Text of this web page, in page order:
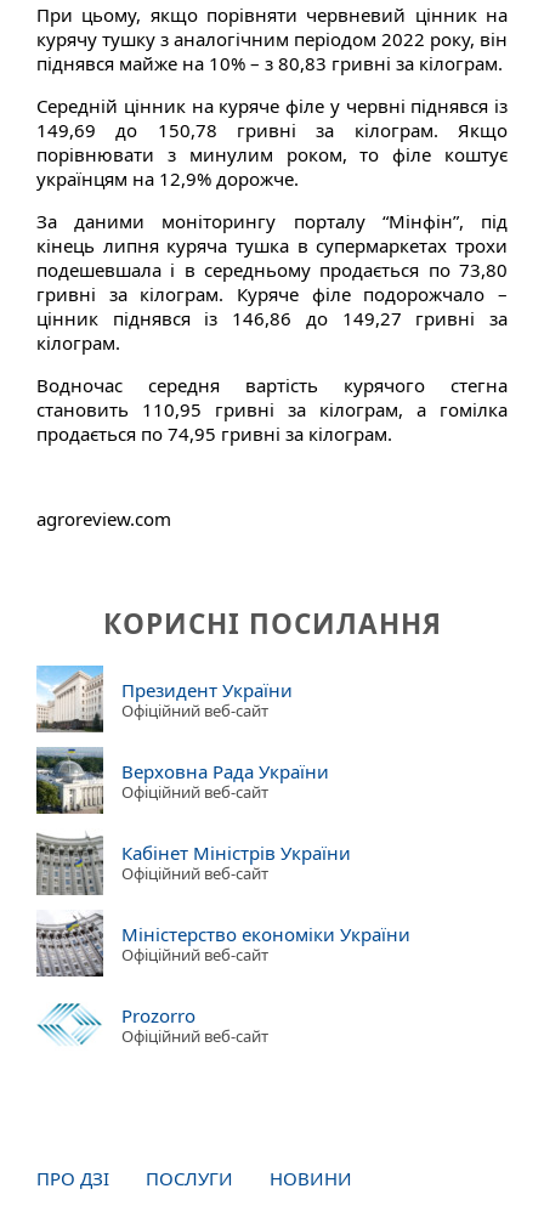
При цьому, якщо порівняти червневий цінник на
курячу тушку з аналогічним періодом 2022 року, він
піднявся майже на 10% – з 80,83 гривні за кілограм.
Середній цінник на куряче філе у червні піднявся із
149,69 до 150,78 гривні за кілограм. Якщо
порівнювати з минулим роком, то філе коштує
українцям на 12,9% дорожче.
За даними моніторингу порталу “Мінфін”, під
кінець липня куряча тушка в супермаркетах трохи
подешевшала і в середньому продається по 73,80
гривні за кілограм. Куряче філе подорожчало –
цінник піднявся із 146,86 до 149,27 гривні за
кілограм.
Водночас середня вартість курячого стегна
становить 110,95 гривні за кілограм, а гомілка
продається по 74,95 гривні за кілограм.
agroreview.com
КОРИСНІ ПОСИЛАННЯ
Президент України
Офіційний веб-сайт
Верховна Рада України
Офіційний веб-сайт
Кабінет Міністрів України
Офіційний веб-сайт
Міністерство економіки України
Офіційний веб-сайт
Prozorro
Офіційний веб-сайт
ПРО ДЗІ ПОСЛУГИ НОВИНИ